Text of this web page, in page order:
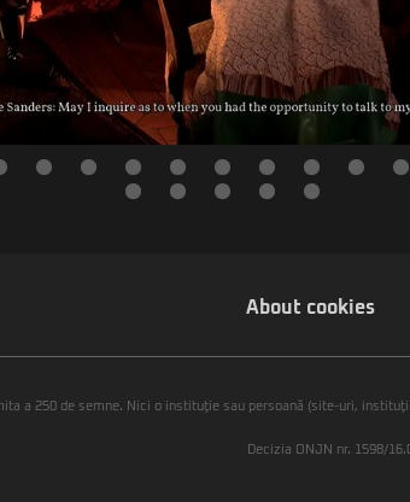
About cookies
a 250 de semne. Nici o instituţie sau persoană (site-uri,
Decizia ONJN nr. 1598/